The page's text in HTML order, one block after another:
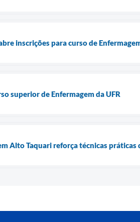
inscrições para curso de
superior de Enfermagem da UFR
Alto Taquari reforça técnicas práticas